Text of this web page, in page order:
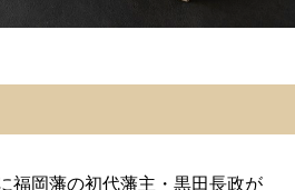
福岡藩の初代藩主・黒田長政が